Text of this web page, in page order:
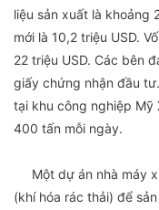
liệu sản xuất là khoảng
mới là 10,2 triệu USD.
22 triệu USD. Các bên
giấy chứng nhận đầu
tại khu công nghiệp Mỹ
400 tấn mỗi ngày.
Một dự án nhà máy
(khí hóa rác thải) để